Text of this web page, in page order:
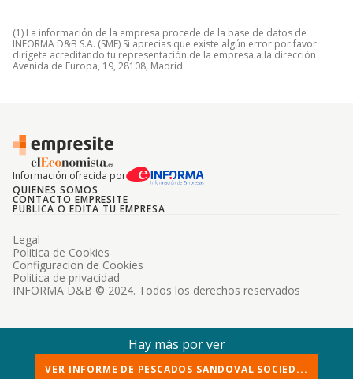
(1) La información de la empresa procede de la base de datos de
INFORMA D&B S.A. (SME) Si aprecias que existe algún error por favor
dirígete acreditando tu representación de la empresa a la dirección
Avenida de Europa, 19, 28108, Madrid.
Información ofrecida por
QUIENES SOMOS
CONTACTO EMPRESITE
PUBLICA O EDITA TU EMPRESA
INFORMA D&B © 2024. Todos los derechos reservados
Legal
Politica de Cookies
Configuracion de Cookies
Politica de privacidad
Hay más por ver
VER INFORME DE PESCADOS SANDOVAL SOCIED...